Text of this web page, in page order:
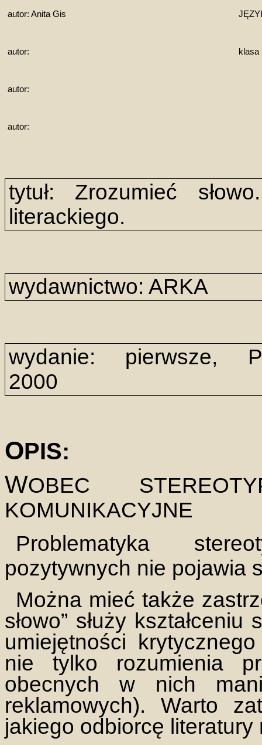
autor: Anita Gis
autor: klasa
autor:
autor:
tytuł: Zrozumieć
literackiego.
wydawnictwo: ARKA
wydanie: pierwsze,
2000
OPIS:
WOBEC
KOMUNIKACYJNE
Problematyka
pozytywnych nie pojawia
Można mieć także
słowo” służy
umiejętności
nie tylko rozumienia
obecnych w nich
reklamowych). Warto
jakiego odbiorcę literatury